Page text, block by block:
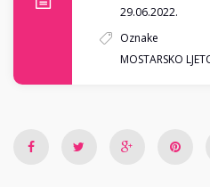
29.06.2022.
Oznake
MOSTARSKO